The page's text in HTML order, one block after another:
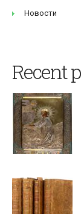
Новости
Recent